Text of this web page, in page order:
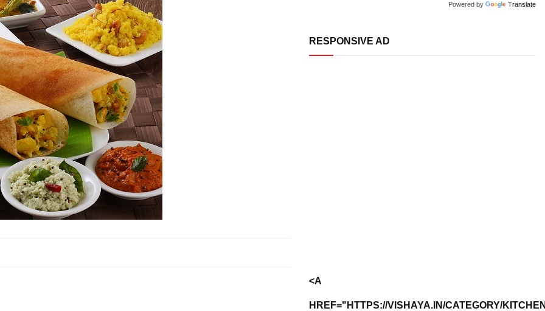
Powered by Translate
RESPONSIVE AD
<A
HREF="HTTPS://VISHAYA.IN/CATEGORY/